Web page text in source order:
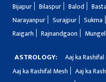
Bijapur
Bilaspur Balod
Narayanpur
Surajpur Sukma
Raigarh
Rajnandgaon Mungeli
ASTROLOGY: Aaj ka
Aaj ka Rashifal Mesh
Aaj ka